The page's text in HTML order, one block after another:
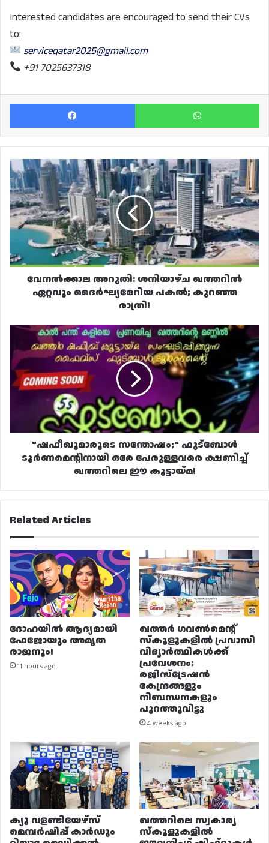
Interested candidates are encouraged to send their CVs
to:
serviceqatar2025@gmail.com
+91 7025637318
Facebook
വേനൽക്കാല
അറുതി:
ശനിയാഴ്ച
ഖത്തറിൽ
ഏറ്റവും
ദൈർഘ്യമേറിയ
പകൽ;
കുറഞ്ഞ
രാത്രി!
വേനൽക്കാല അറുതി: ശനിയാഴ്ച ഖത്തറിൽ
ഏറ്റവും ദൈർഘ്യമേറിയ പകൽ; കുറഞ്ഞ
രാത്രി!
"ഷഫീഖുമാരുടെ
സന്തോഷം;"
ഫുട്‌ബോൾ
ടൂർണമെന്റിനായി
ഒരേ
പേരുള്ളവരെ
ഖത്തറിലെ
ഈ
കൂട്ടായ്മ!"ഷഫീഖുമാരുടെ സന്തോഷം;" ഫുട്‌ബോൾ
ടൂർണമെന്റിനായി ഒരേ പേരുള്ളവരെ ക്ഷണിച്ച്
ഖത്തറിലെ ഈ കൂട്ടായ്മ!
Related Articles
ദോഹയിൽ ആദ്യമായി
ഫേജോയും അമൃത
രാജനും!
11 hours ago
ഖത്തർ ഗവൺമെന്റ്
സ്കൂളുകളിൽ പ്രവാസി
വിദ്യാർത്ഥികൾക്ക്
പ്രവേശനം:
രജിസ്ട്രേഷൻ
കേന്ദ്രങ്ങളും
നിബന്ധനകളും
പുറത്തുവിട്ടു
4 weeks ago
ക്യു വളണ്ടിയേഴ്‌സ്
മെമ്പർഷിപ്പ് കാർഡും
ഖത്തറിലെ സ്വകാര്യ
സ്കൂളുകളിൽ